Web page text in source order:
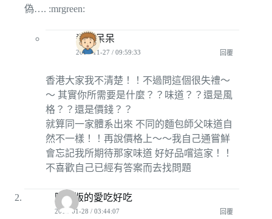
偽…. :mrgreen:
殺手呆呆
2011-11-27 / 09:59:33 回覆
香港大家我不清楚！！不過問這個很失禮～
～ 其實你所需要是什麼？？味道？？還是風
格？？還是價錢？？
就算同一家體系出來 不同的麵包師父味道自
然不一樣！！再說價格上～～我自己通嘗鮮
會忘記我所期待那家味道 好好品嚐這家！！
不喜歡自己已經有答案而去找問題
隱藏版的愛吃好吃
2012-01-28 / 03:44:07 回覆